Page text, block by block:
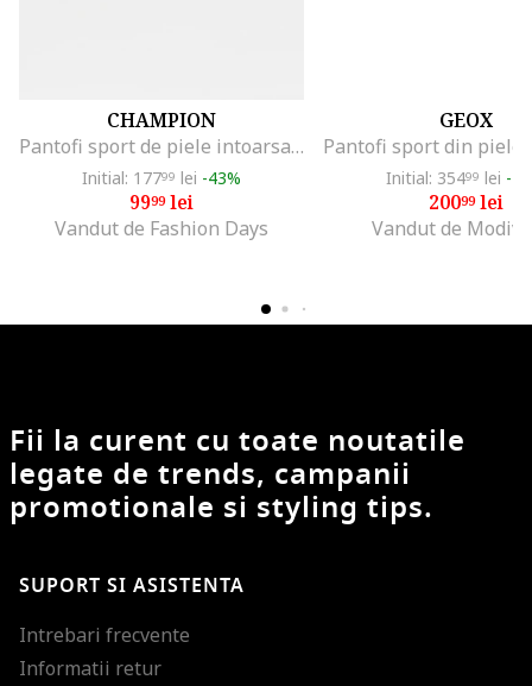
CHAMPION
Pantofi sport de piele intoarsa sintetica si material textil Stefan, Albastru deschis
Initial: 17799 lei -43%
9999lei
Vandut de Fashion Days
GEOX
Initial: 35499 lei -
20099lei
Vandut de
Fii la curent cu toate noutatile
legate de trends, campanii
promotionale si styling tips.
SUPORT SI ASISTENTA
Intrebari frecvente
Informatii retur